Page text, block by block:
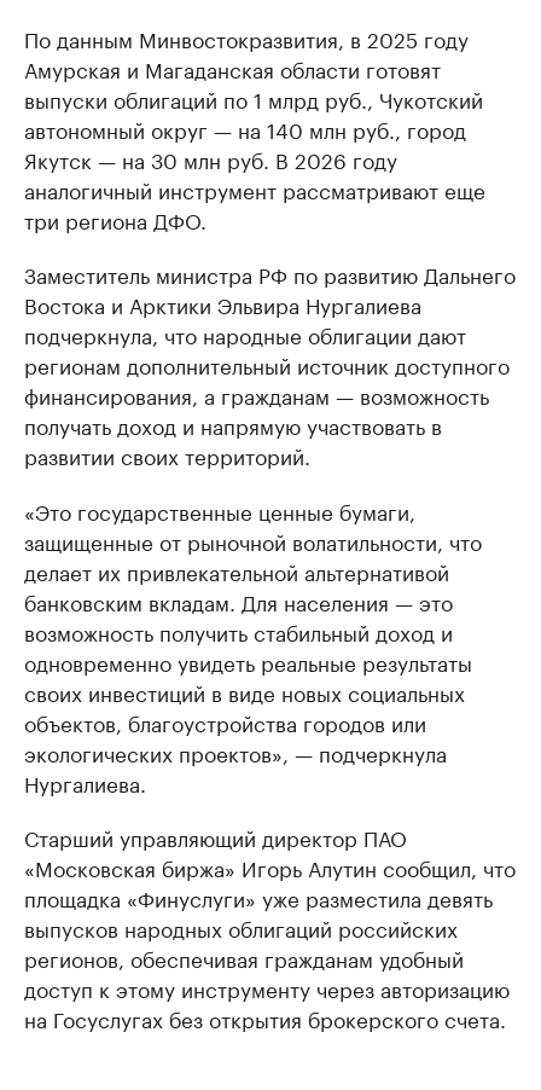
По данным Минвостокразвития, в 2025 году
Амурская и Магаданская области готовят
выпуски облигаций по 1 млрд руб., Чукотский
автономный округ — на 140 млн руб., город
Якутск — на 30 млн руб. В 2026 году
аналогичный инструмент рассматривают еще
три региона ДФО.
Заместитель министра РФ по развитию Дальнего
Востока и Арктики Эльвира Нургалиева
подчеркнула, что народные облигации дают
регионам дополнительный источник доступного
финансирования, а гражданам — возможность
получать доход и напрямую участвовать в
развитии своих территорий.
«Это государственные ценные бумаги,
защищенные от рыночной волатильности, что
делает их привлекательной альтернативой
банковским вкладам. Для населения — это
возможность получить стабильный доход и
одновременно увидеть реальные результаты
своих инвестиций в виде новых социальных
объектов, благоустройства городов или
экологических проектов», — подчеркнула
Нургалиева.
Старший управляющий директор ПАО
«Московская биржа» Игорь Алутин сообщил, что
площадка «Финуслуги» уже разместила девять
выпусков народных облигаций российских
регионов, обеспечивая гражданам удобный
доступ к этому инструменту через авторизацию
на Госуслугах без открытия брокерского счета.